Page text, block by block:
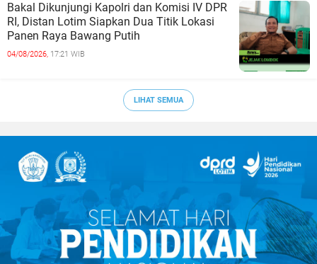
Bakal Dikunjungi Kapolri dan Komisi IV DPR
RI, Distan Lotim Siapkan Dua Titik Lokasi
Panen Raya Bawang Putih
04/08/2026, 17:21 WIB
LIHAT SEMUA